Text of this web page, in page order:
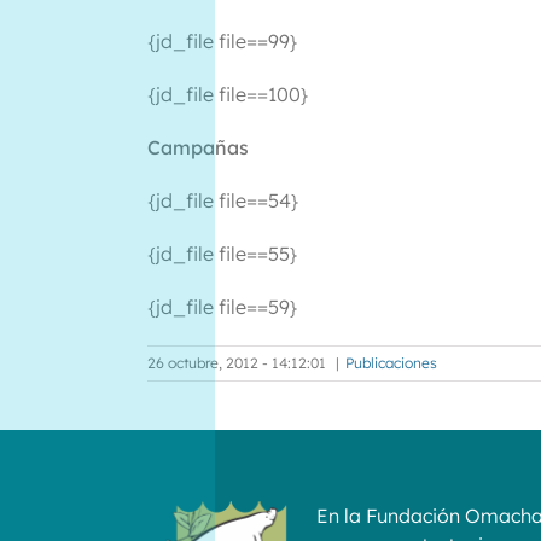
{jd_file file==99}
{jd_file file==100}
Campañas
{jd_file file==54}
{jd_file file==55}
{jd_file file==59}
26 octubre, 2012 - 14:12:01 | Publicaciones
En la Fundación Omacha